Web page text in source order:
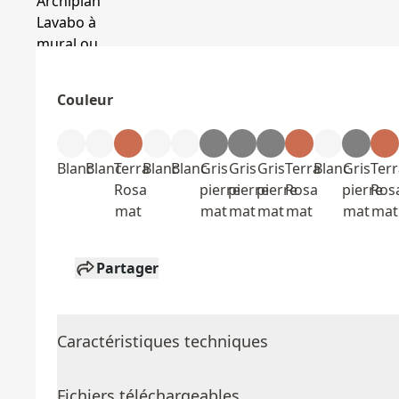
Couleur
BlancBlancTerra
Rosa
mat
BlancBlancGris
pierre
mat
Gris
pierre
mat
Gris
pierre
mat
Terra
Rosa
mat
BlancGris
pierre
matmat
Partager
Caractéristiques techniques